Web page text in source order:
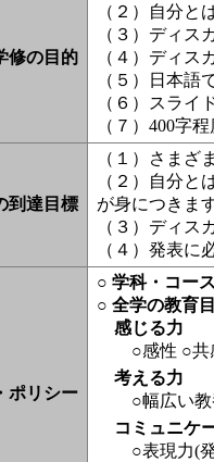
修の目的
（２）自分と
（３）ディス
（４）ディス
（５）日本語
（６）スライ
（７）400字
到達目標
（１）さまざ
（２）自分
が身につきます
（３）ディス
（４）発表に
ポリシー
○ 学科・コー
○ 全学の教育
感じる力
○感性 ○共
考える力
○幅広い教
コミュニケ
○表現力(